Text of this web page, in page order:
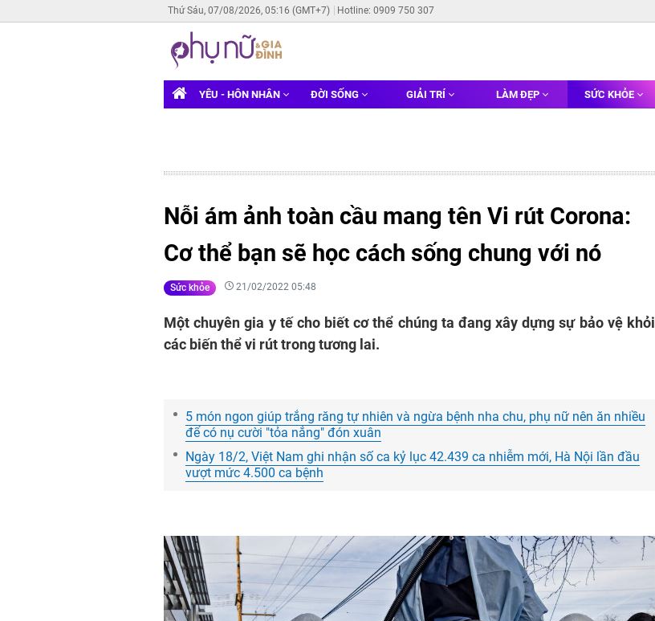
Thứ Sáu, 07/08/2026, 05:16 (GMT+7) Hotline: 0909 750 307
YÊU - HÔN NHÂN ĐỜI SỐNG GIẢI TRÍ LÀM ĐẸP SỨC KHỎE
Nỗi ám ảnh toàn cầu mang tên Vi rút Corona:
Cơ thể bạn sẽ học cách sống chung với nó
Sức khỏe 21/02/2022 05:48
Một chuyên gia y tế cho biết cơ thể chúng ta đang xây dựng sự bảo vệ khỏi
các biến thể vi rút trong tương lai.
5 món ngon giúp trắng răng tự nhiên và ngừa bệnh nha chu, phụ nữ nên ăn nhiều
để có nụ cười "tỏa nắng" đón xuân
Ngày 18/2, Việt Nam ghi nhận số ca kỷ lục 42.439 ca nhiễm mới, Hà Nội lần đầu
vượt mức 4.500 ca bệnh